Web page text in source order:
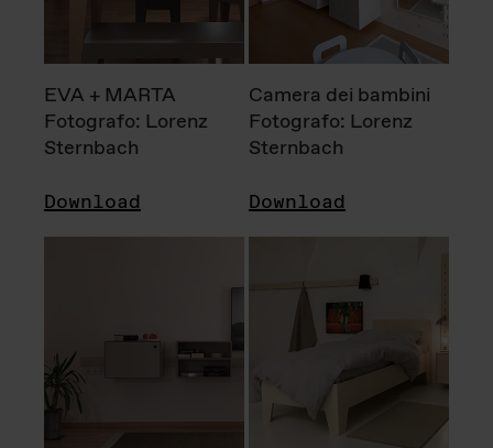
EVA + MARTA
Fotografo: Lorenz
Sternbach
Download
Camera dei bambini
Fotografo: Lorenz
Sternbach
Download